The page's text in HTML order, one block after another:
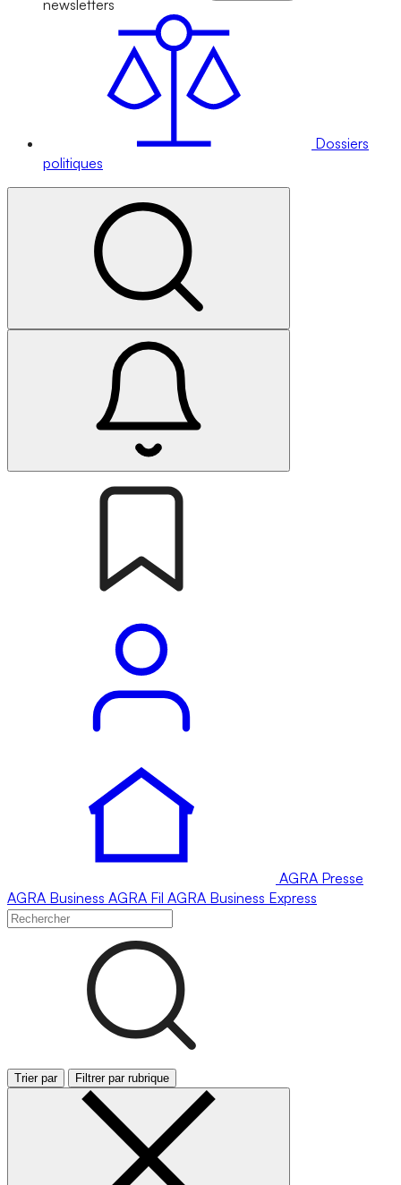
newsletters
Dossiers
politiques
AGRA Presse
AGRA Business AGRA Fil AGRA Business Express
Trier par Filtrer par rubrique